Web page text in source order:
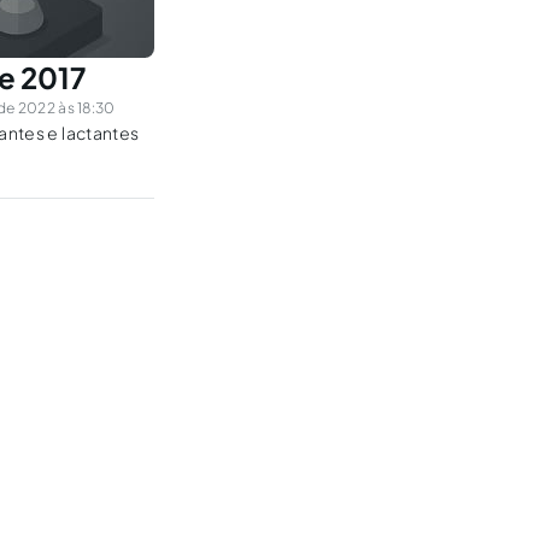
2017
2022 às 18:30
e lactantes